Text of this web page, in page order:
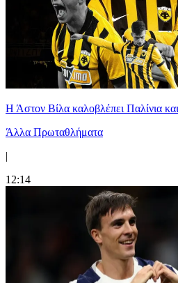
Η Άστον Βίλα καλοβλέπει Παλίνια
Άλλα Πρωταθλήματα
|
12:14